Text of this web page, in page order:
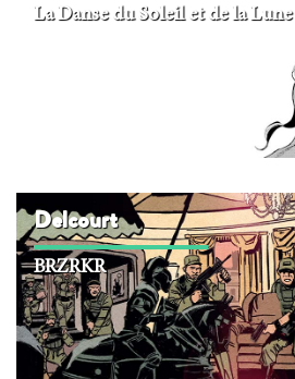
La Danse du Soleil et de la Lune
Delcourt
BRZRKR